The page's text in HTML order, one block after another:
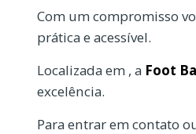
Com um compromisso
prática e acessível.
Localizada em , a Foot
excelência.
Para entrar em contato